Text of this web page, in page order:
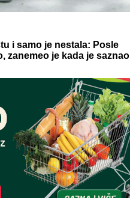
linija paketa ALTA